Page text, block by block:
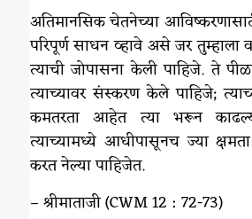
अतिमानसिक चेतनेच्या
परिपूर्ण साधन व्हावे असे जर
त्याची जोपासना केली पाहिजे. ते
त्याच्यावर संस्करण केले पाहिजे;
कमतरता आहेत त्या भरून
त्याच्यामध्ये आधीपासूनच ज्या
करत नेल्या पाहिजेत.
– श्रीमाताजी (CWM 12 : 72-73)